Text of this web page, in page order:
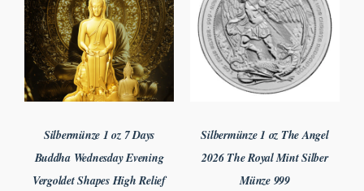
Silbermünze 1 oz 7 Days
Buddha Wednesday Evening
Vergoldet Shapes High Relief
Silbermünze 1 oz The Angel
2026 The Royal Mint Silber
Münze 999